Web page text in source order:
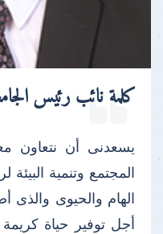
كلمة نائب رئيس
يسعدنى أن نتعاون
المجتمع وتنمية
الهام والحيوى
أجل توفير حياة